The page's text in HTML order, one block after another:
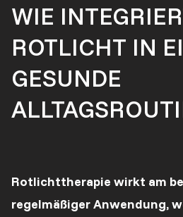
WIE
ROTLICHT IN
GESUNDE
Rotlichttherapie wirkt am
regelmäßiger Anwendung,